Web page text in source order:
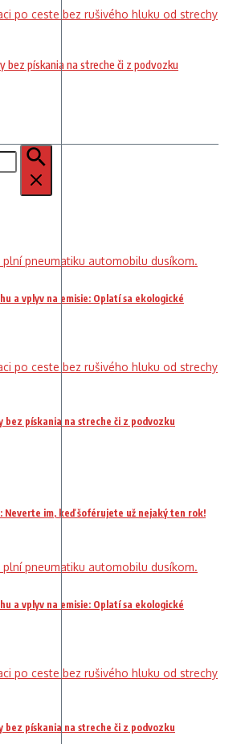
bez pískania na streche či z podvozku
a vplyv na emisie: Oplatí sa ekologické
bez pískania na streche či z podvozku
Neverte im, keď šoférujete už nejaký ten rok!
a vplyv na emisie: Oplatí sa ekologické
bez pískania na streche či z podvozku